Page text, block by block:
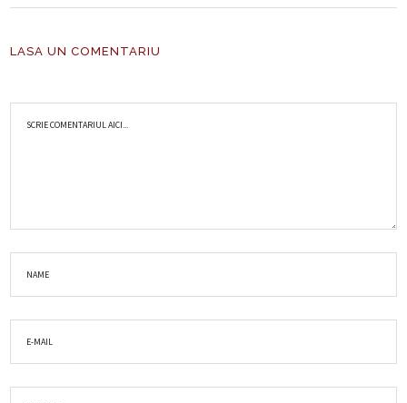
LASA UN COMENTARIU